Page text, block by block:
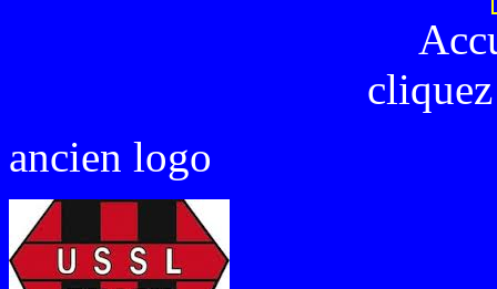
ancien logo